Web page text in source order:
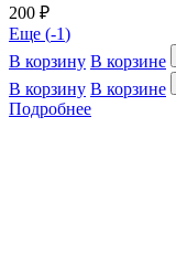
200 ₽
Еще (-1)
В корзину В корзине
В корзину В корзине
Подробнее